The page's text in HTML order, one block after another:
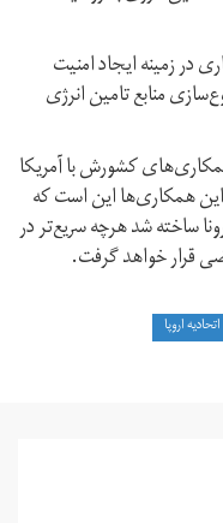
در زمینه ایجاد امنیت
منابع تامین انرژی
کشورش با آمریکا
این همکاری‌ها این است که
ساخته شد هرچه سریع‌تر در
قرار خواهد گرفت.
اتحادیه اروپا